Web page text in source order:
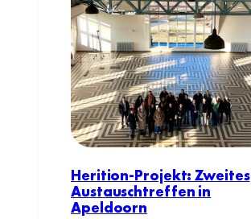
Herition-Projekt: Zweites
Austauschtreffen in
Apeldoorn